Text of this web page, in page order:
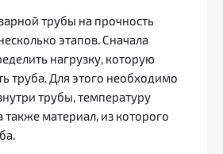
трубы на прочность
этапов. Сначала
нагрузку, которую
труба. Для этого необходимо
трубы, температуру
также материал, из которого